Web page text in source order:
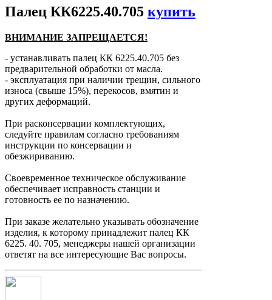
Палец КК6225.40.705 купить
ВНИМАНИЕ ЗАПРЕЩАЕТСЯ!
- устанавливать палец КК 6225.40.705 без
предварительной обработки от масла.
- эксплуатация при наличии трещин, сильного
износа (свыше 15%), перекосов, вмятин и
других деформаций.
При расконсервации комплектующих,
следуйте правилам согласно требованиям
инструкции по консервации и
обезжириванию.
Своевременное техническое обслуживание
обеспечивает исправность станции и
готовность ее по назначению.
При заказе желательно указывать обозначение
изделия, к которому принадлежит палец КК
6225. 40. 705, менеджеры нашей организации
ответят на все интересующие Вас вопросы.